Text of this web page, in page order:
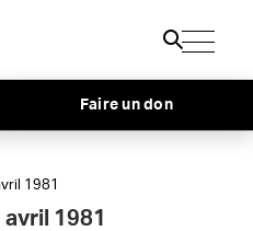
Faire un don
1981
1981